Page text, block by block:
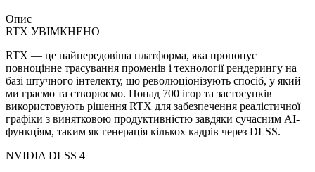
Опис
RTX УВІМКНЕНО
RTX — це найпередовіша платформа, яка пропонує
повноцінне трасування променів і технології рендерингу на
базі штучного інтелекту, що революціонізують спосіб, у який
ми граємо та створюємо. Понад 700 ігор та застосунків
використовують рішення RTX для забезпечення реалістичної
графіки з винятковою продуктивністю завдяки сучасним AI-
функціям, таким як генерація кількох кадрів через DLSS.
NVIDIA DLSS 4